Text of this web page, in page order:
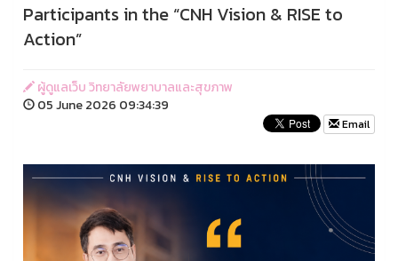
Participants in the “CNH Vision & RISE to
Action”
ผู้ดูแลเว็บ วิทยาลัยพยาบาลและสุขภาพ
05 June 2026 09:34:39
Email